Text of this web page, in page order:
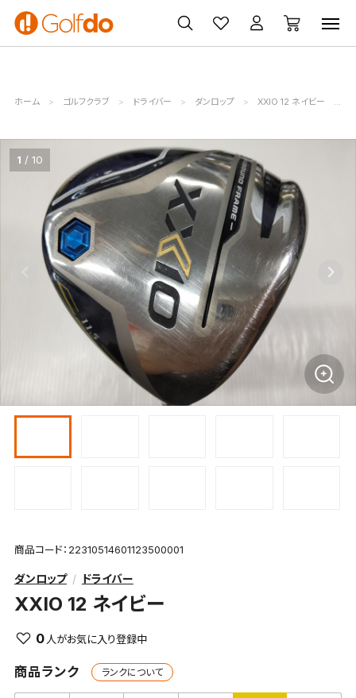
ゴルフ
クラブ
ゴルフ用品
買取
無料査定
クーポン
一覧
ホーム ゴルフクラブ ドライバー ダンロップ XXIO 12 ネイビー
1 10
商品コード：22310514601123500001
ダンロップ ドライバー
XXIO 12 ネイビー
0
商品ランク ランクについて